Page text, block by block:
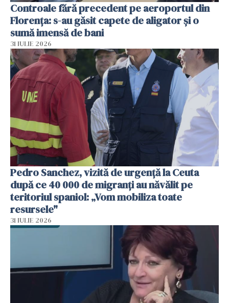
Controale fără precedent pe aeroportul din
Florența: s-au găsit capete de aligator și o
sumă imensă de bani
31 IULIE 2026
Pedro Sanchez, vizită de urgență la Ceuta
după ce 40 000 de migranți au năvălit pe
teritoriul spaniol: „Vom mobiliza toate
resursele"
31 IULIE 2026